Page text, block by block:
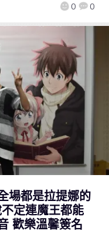
0 0
場都是拉提娜的
定連魔王都能
歡樂溫馨簽名